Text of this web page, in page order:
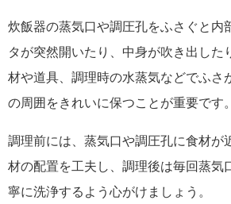
炊飯器の蒸気口や調圧孔をふさぐと内
タが突然開いたり、中身が吹き出した
材や道具、調理時の水蒸気などでふさ
の周囲をきれいに保つことが重要です。
調理前には、蒸気口や調圧孔に食材が
材の配置を工夫し、調理後は毎回蒸気
寧に洗浄するよう心がけましょう。